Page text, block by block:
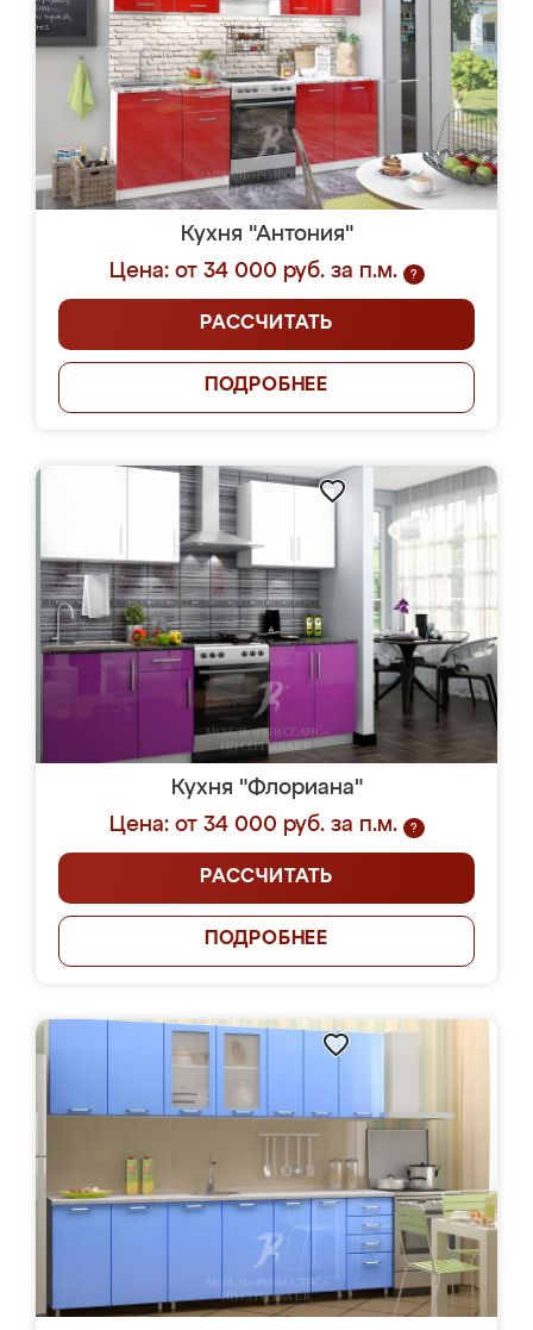
Кухня "Антония"
Цена: от 34 000 руб. за п.м.
?
РАССЧИТАТЬ
ПОДРОБНЕЕ
Кухня "Флориана"
Цена: от 34 000 руб. за п.м.
?
РАССЧИТАТЬ
ПОДРОБНЕЕ